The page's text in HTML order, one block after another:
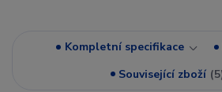
Kompletní specifikace
Související zboží 5